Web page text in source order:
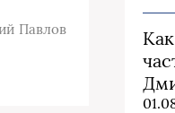
Павлов